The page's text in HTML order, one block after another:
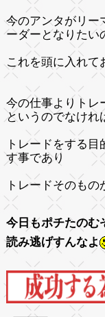
今のアンタがリー
ーダーとなりたい
これを頭に入れて
今の仕事よりトレ
というのでなけれ
トレードをする
す事であり
トレードそのも
今日もポチたの
読み逃げすんなよ